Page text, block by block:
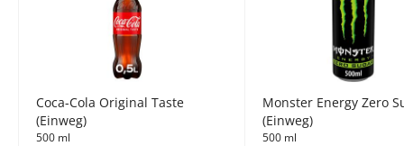
Coca-Cola Original Taste
(Einweg)
500 ml
Monster Energy Zero
(Einweg)
500 ml